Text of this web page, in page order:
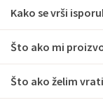
Kako se vrši
Što ako mi
Što ako želim